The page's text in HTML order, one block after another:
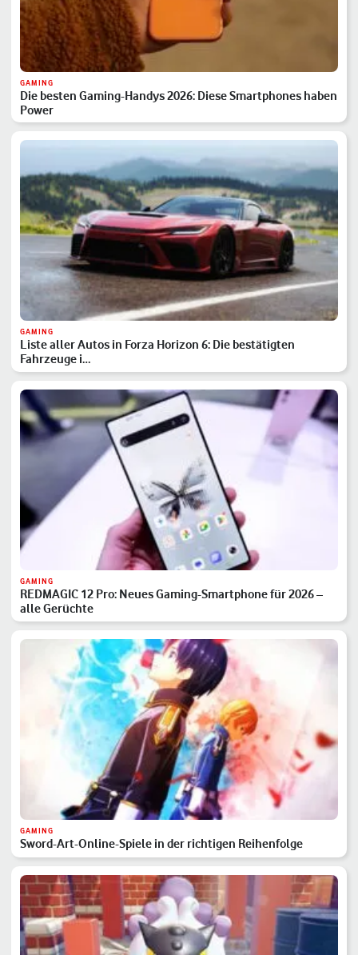
GAMING
Die besten Gaming-Handys 2026: Diese Smartphones haben
Power
GAMING
Liste aller Autos in Forza Horizon 6: Die bestätigten
Fahrzeuge i…
GAMING
REDMAGIC 12 Pro: Neues Gaming-Smartphone für 2026 –
alle Gerüchte
GAMING
Sword-Art-Online-Spiele in der richtigen Reihenfolge